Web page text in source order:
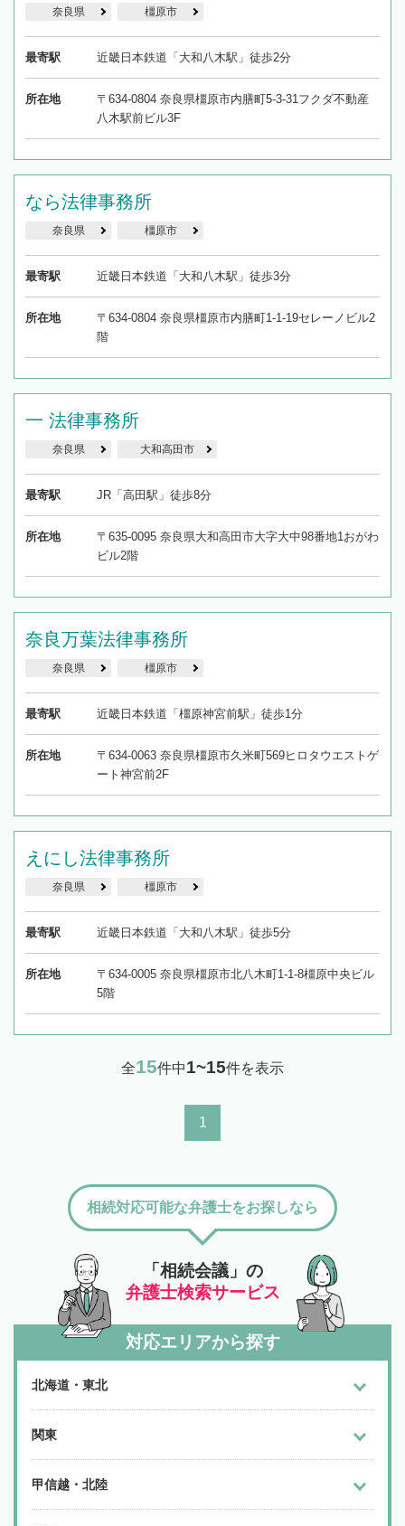
奈良県 橿原市
最寄駅 近畿日本鉄道「大和八木駅」徒歩2分
所在地
〒634-0804 奈良県橿原市内膳町5-3-31フクダ不動産
八木駅前ビル3F
なら法律事務所
奈良県 橿原市
最寄駅 近畿日本鉄道「大和八木駅」徒歩3分
所在地
〒634-0804 奈良県橿原市内膳町1-1-19セレーノビル2
階
一 法律事務所
奈良県 大和高田市
最寄駅 JR「高田駅」徒歩8分
所在地
〒635-0095 奈良県大和高田市大字大中98番地1おがわ
ビル2階
奈良万葉法律事務所
奈良県 橿原市
最寄駅 近畿日本鉄道「橿原神宮前駅」徒歩1分
所在地
〒634-0063 奈良県橿原市久米町569ヒロタウエストゲ
ート神宮前2F
えにし法律事務所
奈良県 橿原市
最寄駅 近畿日本鉄道「大和八木駅」徒歩5分
所在地
〒634-0005 奈良県橿原市北八木町1-1-8橿原中央ビル
5階
全15件中1~15件を表示
1
「相続会議」の
弁護士検索サービス
相続対応可能な弁護士をお探しなら
対応エリアから探す
北海道・東北
関東
甲信越・北陸